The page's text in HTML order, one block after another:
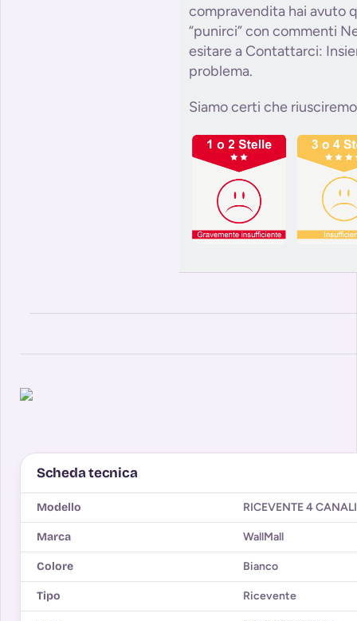
compravendita hai avuto
“punirci” con commenti
esitare a Contattarci:
problema.
Siamo certi che
Scheda tecnica
Modello RICEVENTE 4
Marca WallMall
Colore Bianco
Tipo Ricevente